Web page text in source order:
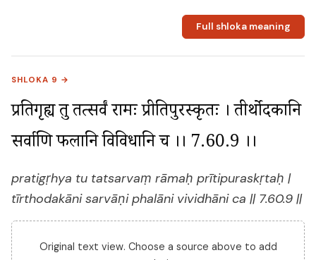
Full shloka meaning
SHLOKA 9 →
प्रतिगृह्य तु तत्सर्वं रामः प्रीतिपुरस्कृतः । तीर्थोदकानि
सर्वाणि फलानि विविधानि च ।। 7.60.9 ।।
pratigṛhya tu tatsarvaṃ rāmaḥ prītipuraskṛtaḥ |
tīrthodakāni sarvāṇi phalāni vividhāni ca || 7.60.9 ||
Original text view. Choose a source above to add